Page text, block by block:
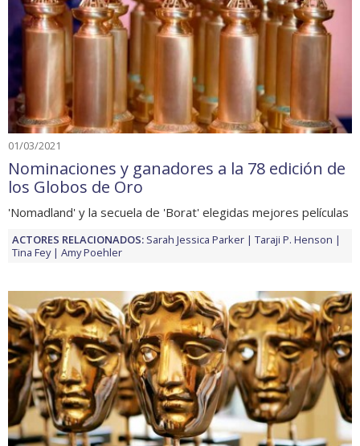
01/03/2021
Nominaciones y ganadores a la 78 edición de
los Globos de Oro
'Nomadland' y la secuela de 'Borat' elegidas mejores películas
ACTORES RELACIONADOS: Sarah Jessica Parker
Taraji P. Henson
Tina Fey
Amy Poehler